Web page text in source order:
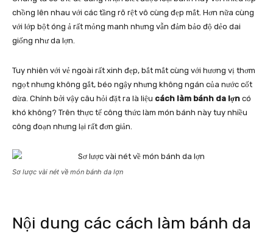
chồng lên nhau với các tầng rõ rệt vô cùng đẹp mắt. Hơn nữa cùng
với lớp bột óng ả rất mỏng manh nhưng vẫn đảm bảo độ dẻo dai
giống như da lợn.
Tuy nhiên với vẻ ngoài rất xinh đẹp, bắt mắt cùng với hương vị thơm
ngọt nhưng không gắt, béo ngậy nhưng không ngán của nước cốt
dừa. Chính bởi vậy câu hỏi đặt ra là liệu cách làm bánh da lợn có
khó không? Trên thực tế công thức làm món bánh này tuy nhiều
công đoạn nhưng lại rất đơn giản.
Sơ lược vài nét về món bánh da lợn
Nội dung các cách làm bánh da